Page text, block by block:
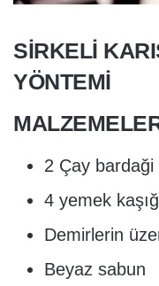
SİRKELİ
YÖNTEMİ
2 Çay bardaği
4 yemek
Demirlerin
Beyaz sabun